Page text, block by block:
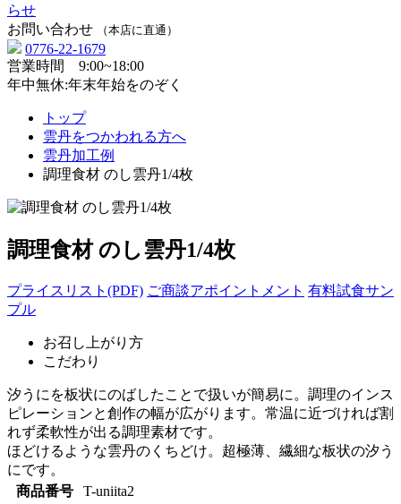
らせ
お問い合わせ
（本店に直通）
0776-22-1679
営業時間 9:00~18:00
年中無休:年末年始をのぞく
トップ
雲丹をつかわれる方へ
雲丹加工例
調理食材 のし雲丹1/4枚
調理食材 のし雲丹1/4枚
プライスリスト(PDF) ご商談アポイントメント 有料試食サン
プル
お召し上がり方
こだわり
汐うにを板状にのばしたことで扱いが簡易に。調理のインス
ピレーションと創作の幅が広がります。常温に近づければ割
れず柔軟性が出る調理素材です。
ほどけるような雲丹のくちどけ。超極薄、繊細な板状の汐う
にです。
商品番号
T-uniita2